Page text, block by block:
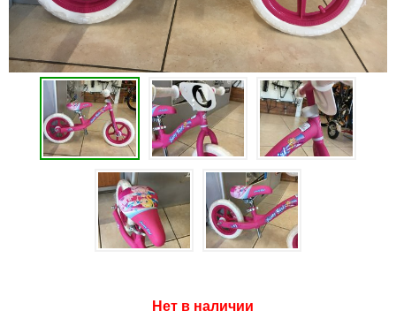
Нет в наличии